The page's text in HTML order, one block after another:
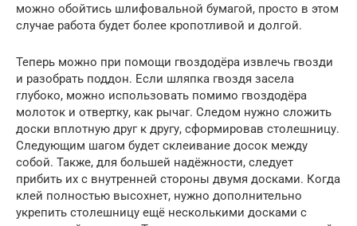
можно обойтись шлифовальной бумагой, просто в этом
случае работа будет более кропотливой и долгой.
Теперь можно при помощи гвоздодёра извлечь гвозди
и разобрать поддон. Если шляпка гвоздя засела
глубоко, можно использовать помимо гвоздодёра
молоток и отвертку, как рычаг. Следом нужно сложить
доски вплотную друг к другу, сформировав столешницу.
Следующим шагом будет склеивание досок между
собой. Также, для большей надёжности, следует
прибить их с внутренней стороны двумя досками. Когда
клей полностью высохнет, нужно дополнительно
укрепить столешницу ещё несколькими досками с